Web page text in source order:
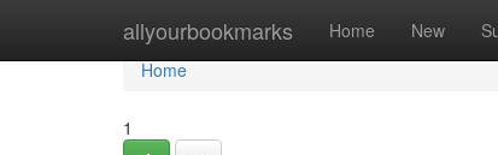
allyourbookmarks Home New
Home
Home
1